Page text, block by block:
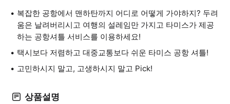
복잡한 공항에서 맨하탄까지 어디로 어떻게 가야하지? 두려
움은 날려버리시고 여행의 설레임만 가지고 타미스가 제공
하는 공항셔틀 서비스를 이용하세요!
택시보다 저렴하고 대중교통보다 쉬운 타미스 공항 셔틀!
고민하시지 말고, 고생하시지 말고 Pick!
상품설명